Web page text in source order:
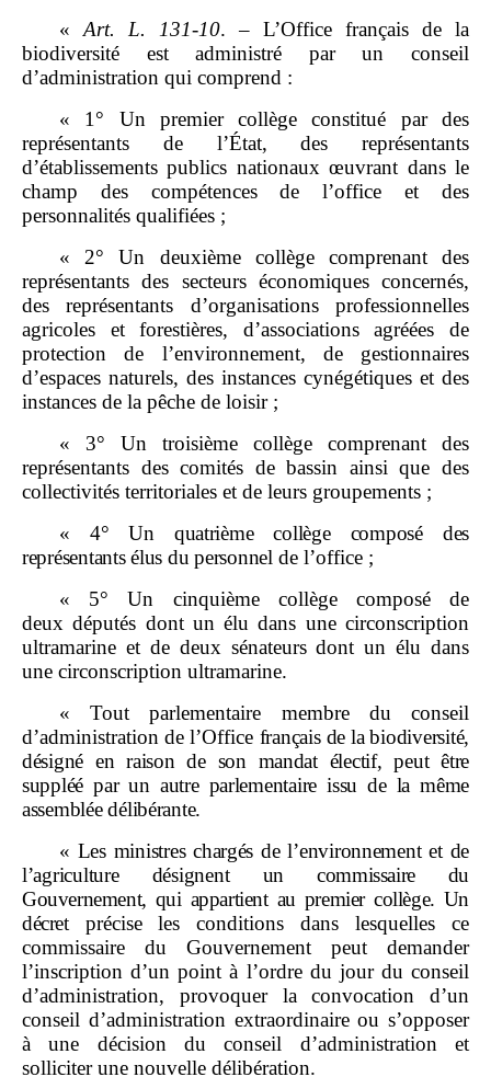
« Art. L. 131‑10. – L’Office français de la
biodiversité est administré par un conseil
d’administration qui comprend :
« 1° Un premier collège constitué par des
représentants de l’État, des représentants
d’établissements publics nationaux œuvrant dans le
champ des compétences de l’office et des
personnalités qualifiées ;
« 2° Un deuxième collège comprenant des
représentants des secteurs économiques concernés,
des représentants d’organisations professionnelles
agricoles et forestières, d’associations agréées de
protection de l’environnement, de gestionnaires
d’espaces naturels, des instances cynégétiques et des
instances de la pêche de loisir ;
« 3° Un troisième collège comprenant des
représentants des comités de bassin ainsi que des
collectivités territoriales et de leurs groupements ;
«
4°
Un quatrième collège composé des
représentants élus du personnel de l’office ;
« 5° Un cinquième collège composé de
deux députés dont un élu dans une circonscription
ultramarine et de deux sénateurs dont un élu dans
une circonscription ultramarine.
« Tout parlementaire membre du conseil
d’administration de l’Office français de la biodiversité,
désigné en raison de son mandat électif, peut être
suppléé par un autre parlementaire issu de la même
assemblée délibérante.
« Les ministres chargés de l’environnement et de
l’agriculture désignent
un commissaire du
Gouvernement, qui appartient au premier collège. Un
décretprécise les conditions dans lesquelles ce
commissaire du Gouvernement peut demander
l’inscription d’un point à l’ordre du jour du conseil
d’administration, provoquer la convocation d’un
conseil d’administration extraordinaire ou s’opposer
à une décision du conseil d’administration et
solliciter une nouvelle délibération.